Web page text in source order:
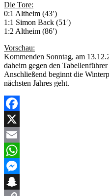
Die Tore:
0:1 Altheim (43′)
1:1 Simon Back (51′)
1:2 Altheim (86′)
Vorschau:
Kommenden Sonntag, am
daheim gegen den
Anschließend beginnt die
nächsten Jahres geht.
Facebook
X
Email
WhatsApp
Messenger